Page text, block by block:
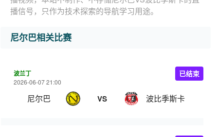
播信号，只作为技术探索的导航学习用途。
尼尔巴相关比赛
波兰丁
2026-06-07 21:00
尼尔巴 VS 波比季斯卡
已结束